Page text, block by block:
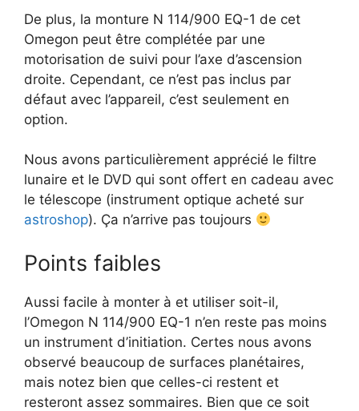
De plus, la monture N 114/900 EQ-1 de cet
Omegon peut être complétée par une
motorisation de suivi pour l’axe d’ascension
droite. Cependant, ce n’est pas inclus par
défaut avec l’appareil, c’est seulement en
option.
Nous avons particulièrement apprécié le filtre
lunaire et le DVD qui sont offert en cadeau avec
le télescope (instrument optique acheté sur
astroshop). Ça n’arrive pas toujours
Points faibles
Aussi facile à monter à et utiliser soit-il,
l’Omegon N 114/900 EQ-1 n’en reste pas moins
un instrument d’initiation. Certes nous avons
observé beaucoup de surfaces planétaires,
mais notez bien que celles-ci restent et
resteront assez sommaires. Bien que ce soit